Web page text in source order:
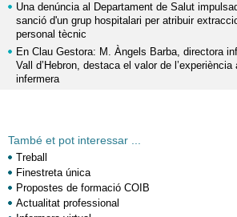
Una denúncia al Departament de Salut
sanció d'un grup hospitalari per atribuir
personal tècnic
En Clau Gestora: M. Àngels Barba, directora
Vall d’Hebron, destaca el valor de
infermera
També et pot interessar ...
Treball
Finestreta única
Propostes de formació COIB
Actualitat professional